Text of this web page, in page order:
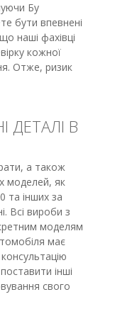
Бу
бути впевнені
наші фахівці
кожної
Отже, ризик
ДЕТАЛІ В
а також
моделей, як
та інших за
Всі вироби з
моделям
має
інші
свого